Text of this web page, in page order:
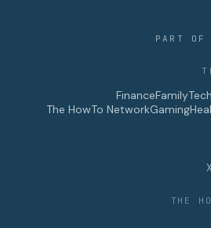
PART OF
Tech
Family
Finance
Gaming
The HowTo Network
X